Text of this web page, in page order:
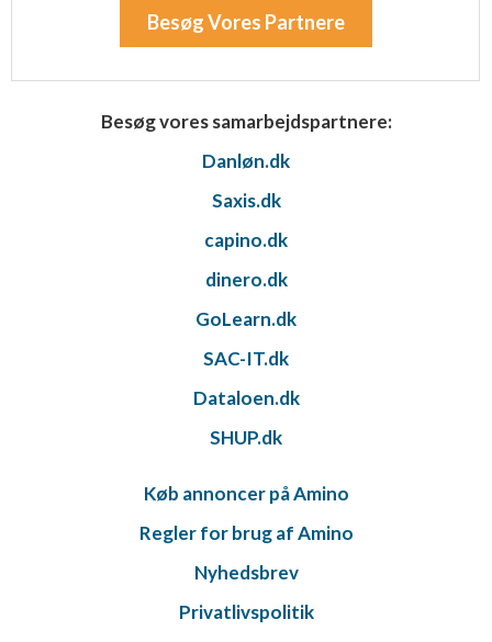
Besøg Vores Partnere
Besøg vores samarbejdspartnere:
Danløn.dk
Saxis.dk
capino.dk
dinero.dk
GoLearn.dk
SAC-IT.dk
Dataloen.dk
SHUP.dk
Køb annoncer på Amino
Regler for brug af Amino
Nyhedsbrev
Privatlivspolitik